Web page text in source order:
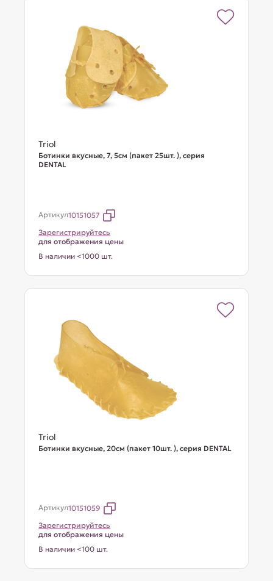
Triol
Ботинки вкусные, 7, 5см (пакет 25шт. ), серия
DENTAL
Артикул10151057
Зарегистрируйтесь
для отображения цены
В наличии <1000 шт.
Triol
Ботинки вкусные, 20см (пакет 10шт. ), серия DENTAL
Артикул10151059
Зарегистрируйтесь
для отображения цены
В наличии <100 шт.